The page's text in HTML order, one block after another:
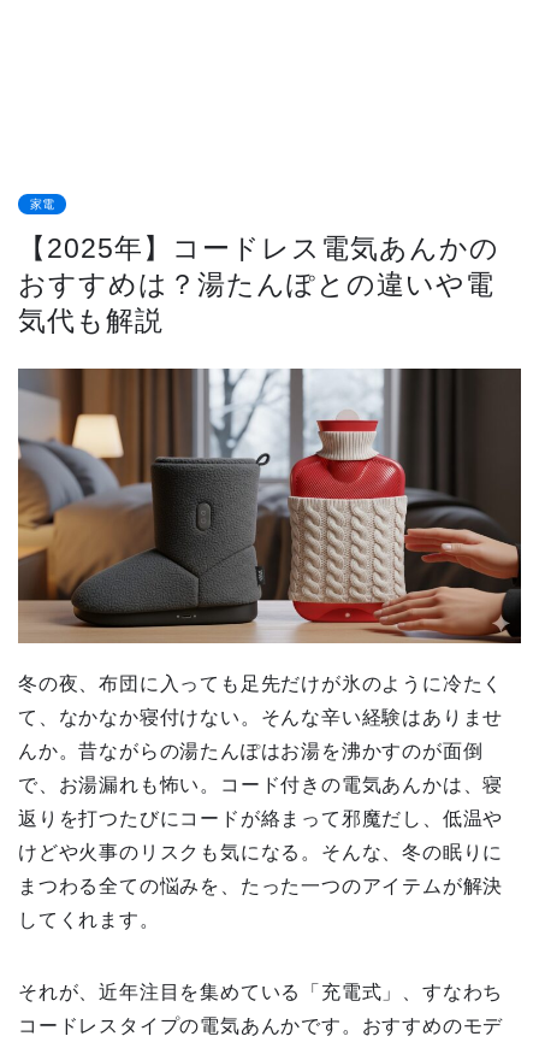
家電
【2025年】コードレス電気あんかの
おすすめは？湯たんぽとの違いや電
気代も解説
冬の夜、布団に入っても足先だけが氷のように冷たく
て、なかなか寝付けない。そんな辛い経験はありませ
んか。昔ながらの湯たんぽはお湯を沸かすのが面倒
で、お湯漏れも怖い。コード付きの電気あんかは、寝
返りを打つたびにコードが絡まって邪魔だし、低温や
けどや火事のリスクも気になる。そんな、冬の眠りに
まつわる全ての悩みを、たった一つのアイテムが解決
してくれます。
それが、近年注目を集めている「充電式」、すなわち
コードレスタイプの電気あんかです。おすすめのモデ